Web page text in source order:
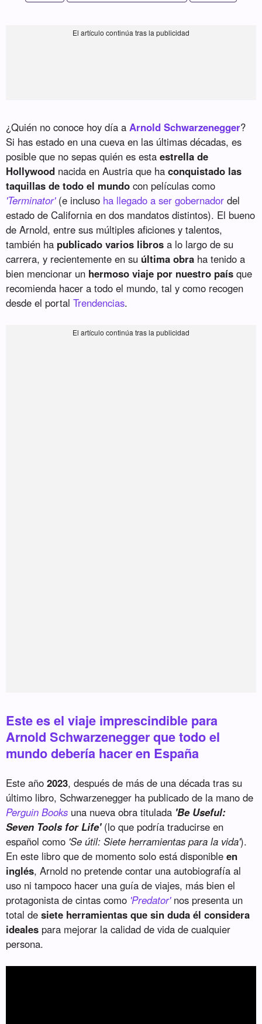
¿Quién no conoce hoy día a Arnold Schwarzenegger?
Si has estado en una cueva en las últimas décadas, es
posible que no sepas quién es estaestrella de
Hollywood nacida en Austria que haconquistado las
taquillas de todo el mundo con películas como
'Terminator'(e incluso ha llegado a ser gobernador del
estado de California en dos mandatos distintos). El bueno
de Arnold, entre sus múltiples aficiones y talentos,
también ha publicado varios libros a lo largo de su
carrera, y recientemente en su última obra ha tenido a
bien mencionar un hermoso viaje por nuestro país que
recomienda hacer a todo el mundo, tal y como recogen
desde el portalTrendencias.
Este es el viaje imprescindible para
Arnold Schwarzenegger que todo el
mundo debería hacer en España
Este año2023, después de más de una década tras su
último libro, Schwarzenegger ha publicado de la mano de
Perguin Books una nueva obra titulada 'Be Useful:
Seven Tools for Life'(lo que podría traducirse en
español como 'Se útil: Siete herramientas para la vida').
En este libro que de momento solo está disponibleen
inglés, Arnold no pretende contar una autobiografía al
uso ni tampoco hacer una guía de viajes, más bien el
protagonista de cintas como 'Predator'nos presenta un
total desiete herramientas que sin duda él considera
ideales para mejorar la calidad de vida de cualquier
persona.